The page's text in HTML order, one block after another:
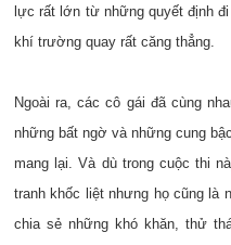
lực rất lớn từ những quyết định
khí trường quay rất căng thẳng.
Ngoài ra, các cô gái đã cùng
những bất ngờ và những cung
mang lại. Và dù trong cuộc thi
tranh khốc liệt nhưng họ cũng là
chia sẻ những khó khăn, thử